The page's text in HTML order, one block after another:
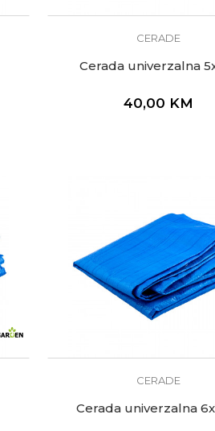
CERADE
Cerada univerzalna
40,00 KM
CERADE
Cerada univerzalna